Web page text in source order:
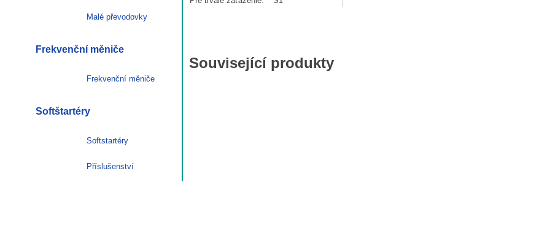
Související produkty
Malé převodovky
Frekvenční měniče
Frekvenční měniče
Softštartéry
Softstartéry
Příslušenství